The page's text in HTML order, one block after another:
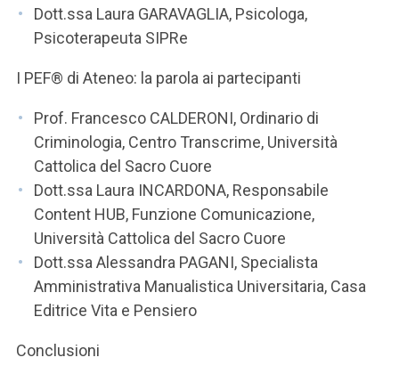
Dott.ssa Laura GARAVAGLIA, Psicologa,
Psicoterapeuta SIPRe
I PEF® di Ateneo: la parola ai partecipanti
Prof. Francesco CALDERONI, Ordinario di
Criminologia, Centro Transcrime, Università
Cattolica del Sacro Cuore
Dott.ssa Laura INCARDONA, Responsabile
Content HUB, Funzione Comunicazione,
Università Cattolica del Sacro Cuore
Dott.ssa Alessandra PAGANI, Specialista
Amministrativa Manualistica Universitaria, Casa
Editrice Vita e Pensiero
Conclusioni